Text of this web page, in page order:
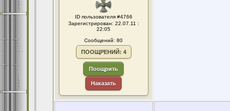
ID пользователя #4766
Зарегистрирован: 22.07.11 :
22:05
Сообщений: 80
ПООЩРЕНИЙ: 4
Поощрить
Наказать